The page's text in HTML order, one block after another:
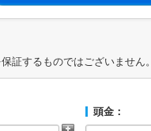
証するものではございません。
頭金：